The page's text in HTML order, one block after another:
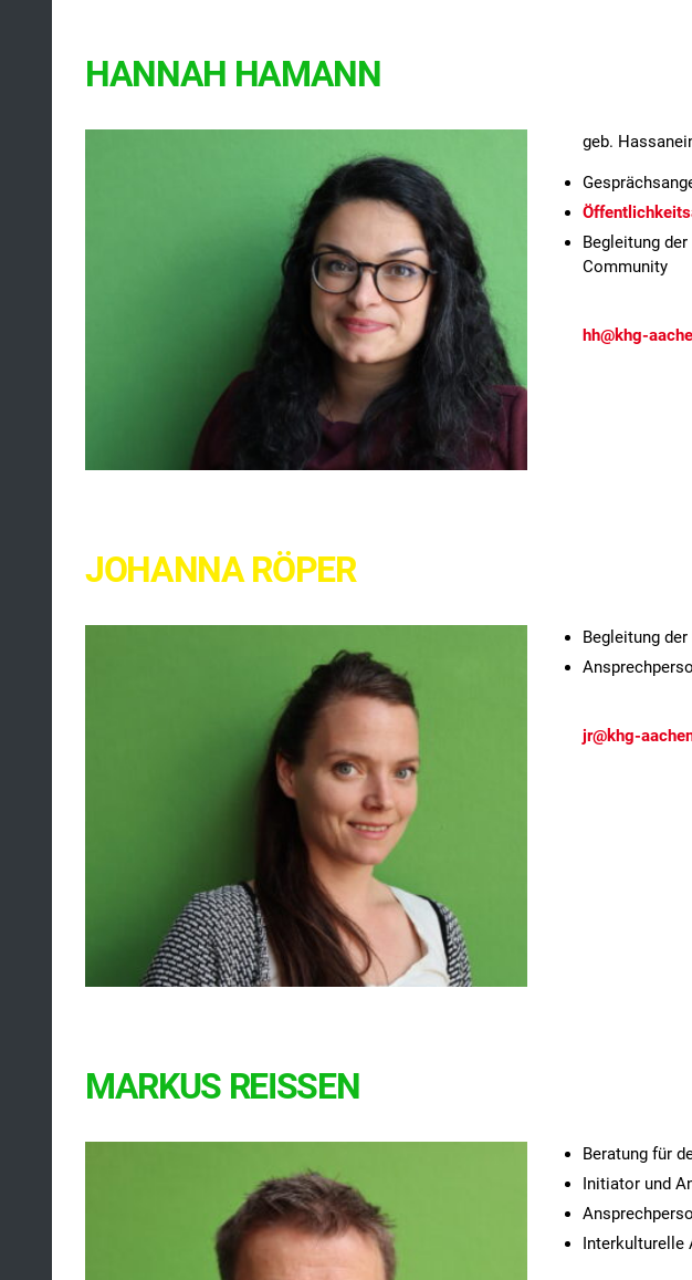
HANNAH HAMANN
geb.
Begleitung
Community
hh@khg-
JOHANNA RÖPER
Begleitung der
jr@khg-
MARKUS REISSEN
Beratung für
Initiator und
Interkulturelle